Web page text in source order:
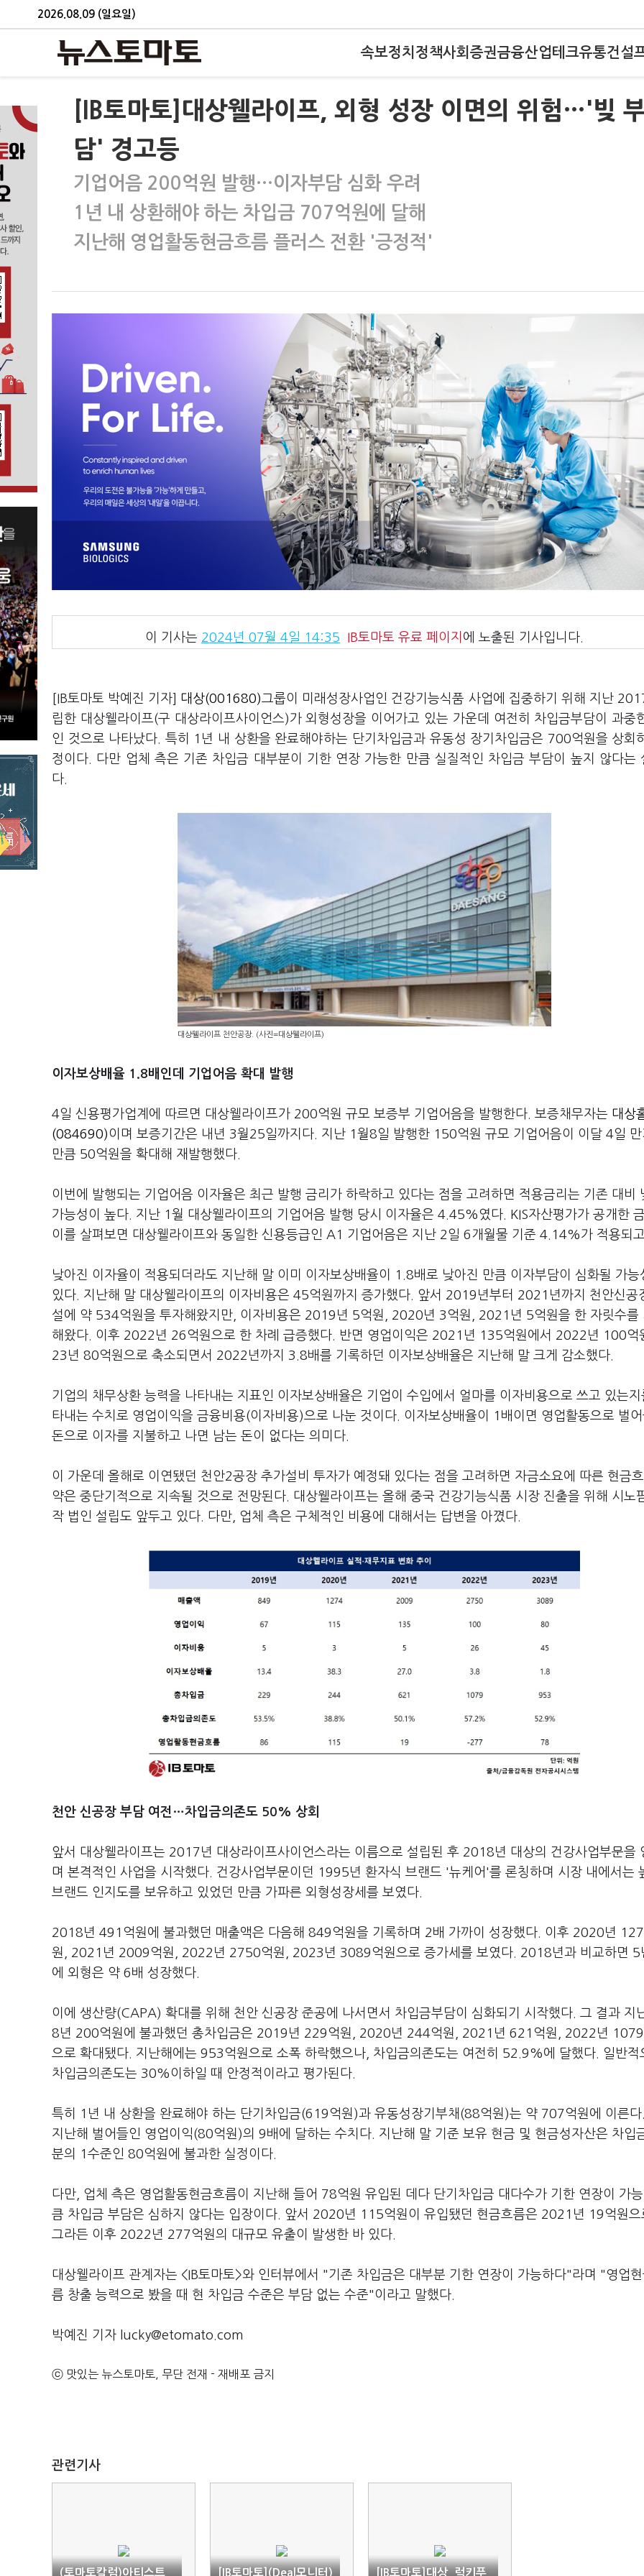
2026.08.09 (일요일)
속보정치 정책사회 증권금융산업테크유통건설
[IB토마토]대상웰라이프, 외형 성장 이면의 위험…'빚
담' 경고등
기업어음 200억원 발행…이자부담 심화 우려
1년 내 상환해야 하는 차입금 707억원에 달해
지난해 영업활동현금흐름 플러스 전환 '긍정적'
이 기사는 2024년 07월 4일 14:35 IB토마토 유료 페이지 에 노출된 기사입니다.
[IB토마토 박예진 기자] 대상(001680)그룹이 미래성장사업인 건강기능식품 사업에 집중하기 위해 지난
립한 대상웰라이프(구 대상라이프사이언스)가 외형성장을 이어가고 있는 가운데 여전히 차입금부담이 과중
인 것으로 나타났다. 특히 1년 내 상환을 완료해야하는 단기차입금과 유동성 장기차입금은 700억원을 상회
정이다. 다만 업체 측은 기존 차입금 대부분이 기한 연장 가능한 만큼 실질적인 차입금 부담이 높지 않다는
다.
대상웰라이프 천안공장. (사진=대상웰라이프)
이자보상배율 1.8배인데 기업어음 확대 발행
4일 신용평가업계에 따르면 대상웰라이프가 200억원 규모 보증부 기업어음을 발행한다. 보증채무자는 대상
(084690)이며 보증기간은 내년 3월25일까지다. 지난 1월8일 발행한 150억원 규모 기업어음이 이달 4일 만
만큼 50억원을 확대해 재발행했다.
이번에 발행되는 기업어음 이자율은 최근 발행 금리가 하락하고 있다는 점을 고려하면 적용금리는 기존 대비
가능성이 높다. 지난 1월 대상웰라이프의 기업어음 발행 당시 이자율은 4.45%였다. KIS자산평가가 공개한
이를 살펴보면 대상웰라이프와 동일한 신용등급인 A1 기업어음은 지난 2일 6개월물 기준 4.14%가 적용되
낮아진 이자율이 적용되더라도 지난해 말 이미 이자보상배율이 1.8배로 낮아진 만큼 이자부담이 심화될 가능
있다. 지난해 말 대상웰라이프의 이자비용은 45억원까지 증가했다. 앞서 2019년부터 2021년까지 천안신공
설에 약 534억원을 투자해왔지만, 이자비용은 2019년 5억원, 2020년 3억원, 2021년 5억원을 한 자릿수를
해왔다. 이후 2022년 26억원으로 한 차례 급증했다. 반면 영업이익은 2021년 135억원에서 2022년 100억
23년 80억원으로 축소되면서 2022년까지 3.8배를 기록하던 이자보상배율은 지난해 말 크게 감소했다.
기업의 채무상환 능력을 나타내는 지표인 이자보상배율은 기업이 수입에서 얼마를 이자비용으로 쓰고 있는지
타내는 수치로 영업이익을 금융비용(이자비용)으로 나눈 것이다. 이자보상배율이 1배이면 영업활동으로 벌
돈으로 이자를 지불하고 나면 남는 돈이 없다는 의미다.
이 가운데 올해로 이연됐던 천안2공장 추가설비 투자가 예정돼 있다는 점을 고려하면 자금소요에 따른 현금
약은 중단기적으로 지속될 것으로 전망된다. 대상웰라이프는 올해 중국 건강기능식품 시장 진출을 위해 시노
작 법인 설립도 앞두고 있다. 다만, 업체 측은 구체적인 비용에 대해서는 답변을 아꼈다.
천안 신공장 부담 여전…차입금의존도 50% 상회
앞서 대상웰라이프는 2017년 대상라이프사이언스라는 이름으로 설립된 후 2018년 대상의 건강사업부문을
며 본격적인 사업을 시작했다. 건강사업부문이던 1995년 환자식 브랜드 '뉴케어'를 론칭하며 시장 내에서는
브랜드 인지도를 보유하고 있었던 만큼 가파른 외형성장세를 보였다.
2018년 491억원에 불과했던 매출액은 다음해 849억원을 기록하며 2배 가까이 성장했다. 이후 2020년
원, 2021년 2009억원, 2022년 2750억원, 2023년 3089억원으로 증가세를 보였다. 2018년과 비교하면 5
에 외형은 약 6배 성장했다.
이에 생산량(CAPA) 확대를 위해 천안 신공장 준공에 나서면서 차입금부담이 심화되기 시작했다. 그 결과 지
8년 200억원에 불과했던 총차입금은 2019년 229억원, 2020년 244억원, 2021년 621억원, 2022년
으로 확대됐다. 지난해에는 953억원으로 소폭 하락했으나, 차입금의존도는 여전히 52.9%에 달했다. 일반적
차입금의존도는 30%이하일 때 안정적이라고 평가된다.
특히 1년 내 상환을 완료해야 하는 단기차입금(619억원)과 유동성장기부채(88억원)는 약 707억원에 이른
지난해 벌어들인 영업이익(80억원)의 9배에 달하는 수치다. 지난해 말 기준 보유 현금 및 현금성자산은 차입
분의 1수준인 80억원에 불과한 실정이다.
다만, 업체 측은 영업활동현금흐름이 지난해 들어 78억원 유입된 데다 단기차입금 대다수가 기한 연장이 가
큼 차입금 부담은 심하지 않다는 입장이다. 앞서 2020년 115억원이 유입됐던 현금흐름은 2021년 19억원으
그라든 이후 2022년 277억원의 대규모 유출이 발생한 바 있다.
대상웰라이프 관계자는 <IB토마토>와 인터뷰에서 "기존 차입금은 대부분 기한 연장이 가능하다"라며 "영업
름 창출 능력으로 봤을 때 현 차입금 수준은 부담 없는 수준"이라고 말했다.
박예진 기자 lucky@etomato.com
ⓒ 맛있는 뉴스토마토, 무단 전재 - 재배포 금지
관련기사
(토마토칼럼)아티스트 [IB토마토](Deal모니터) [IB토마토]대상, 럭키푸